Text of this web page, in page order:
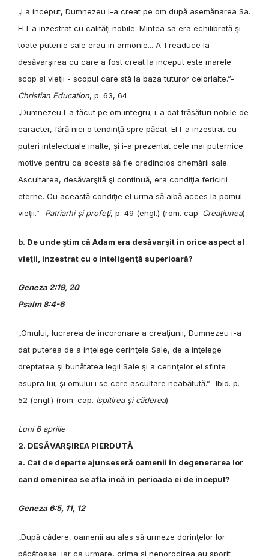
„La inceput, Dumnezeu l-a creat pe om după asemănarea Sa.
El l-a inzestrat cu calităţi nobile. Mintea sa era echilibrată şi
toate puterile sale erau in armonie... A-l readuce la
desăvarşirea cu care a fost creat la inceput este marele
scop al vieţii - scopul care stă la baza tuturor celorlalte.”-
Christian Education, p. 63, 64.
„Dumnezeu l-a făcut pe om integru; i-a dat trăsături nobile de
caracter, fără nici o tendinţă spre păcat. El l-a inzestrat cu
puteri intelectuale inalte, şi i-a prezentat cele mai puternice
motive pentru ca acesta să fie credincios chemării sale.
Ascultarea, desăvarşită şi continuă, era condiţia fericirii
eterne. Cu această condiţie el urma să aibă acces la pomul
vieţii.”- Patriarhi şi profeţi, p. 49 (engl.) (rom. cap. Creaţiunea).
b. De unde ştim că Adam era desăvarşit in orice aspect al
vieţii, inzestrat cu o inteligenţă superioară?
Geneza 2:19, 20
Psalm 8:4-6
„Omului, lucrarea de incoronare a creaţiunii, Dumnezeu i-a
dat puterea de a inţelege cerinţele Sale, de a inţelege
dreptatea şi bunătatea legii Sale şi a cerinţelor ei sfinte
asupra lui; şi omului i se cere ascultare neabătută.”- Ibid. p.
52 (engl.) (rom. cap. Ispitirea şi căderea).
Luni 6 aprilie
2. DESĂVARŞIREA PIERDUTĂ
a. Cat de departe ajunseseră oamenii in degenerarea lor
cand omenirea se afla incă in perioada ei de inceput?
Geneza 6:5, 11, 12
„După cădere, oamenii au ales să urmeze dorinţelor lor
păcătoase; iar ca urmare, crima şi nenorocirea au sporit